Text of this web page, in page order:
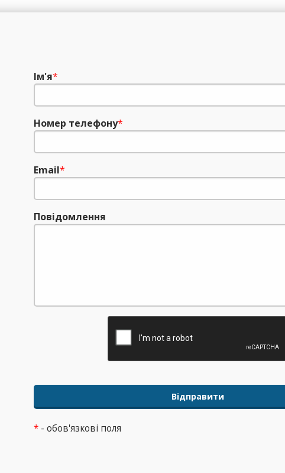
Ім'я*
Номер телефону*
Email*
Повідомлення
* - обов'язкові поля